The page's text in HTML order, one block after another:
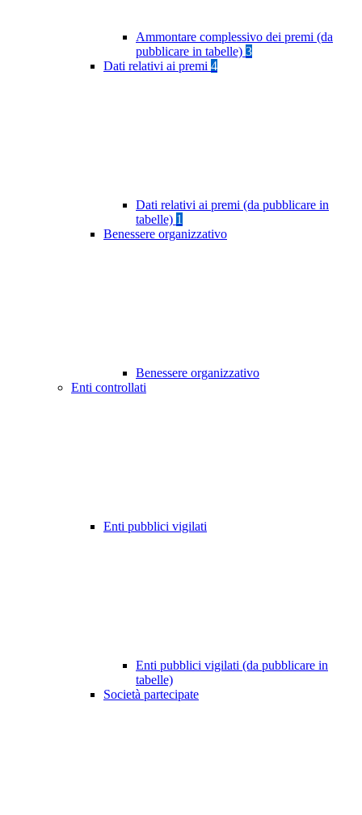
Ammontare complessivo dei premi (da
pubblicare in tabelle) 3
Dati relativi ai premi 4
Dati relativi ai premi (da pubblicare in
tabelle) 1
Benessere organizzativo
Benessere organizzativo
Enti controllati
Enti pubblici vigilati
Enti pubblici vigilati (da pubblicare in
tabelle)
Società partecipate